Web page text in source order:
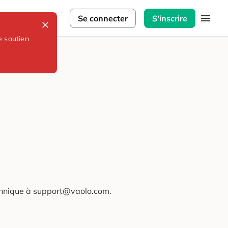
soutien
Se connecter S'inscrire
à support@vaolo.com.